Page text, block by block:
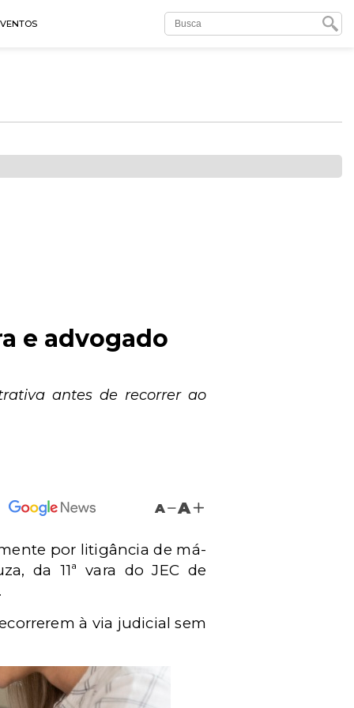
e advogado
antes de recorrer ao
A A
por litigância de má-
da 11ª vara do JEC de
à via judicial sem